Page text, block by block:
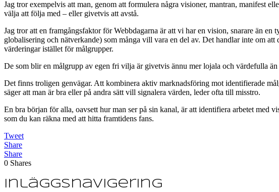
Jag tror exempelvis att man, genom att formulera några visioner, mantran, manifest
välja att följa med – eller givetvis att avstå.
Jag tror att en framgångsfaktor för Webbdagarna är att vi har en vision, snarare än
globalisering och nätverkande) som många vill vara en del av. Det handlar inte om
värderingar istället för målgrupper.
De som blir en målgrupp av egen fri vilja är givetvis ännu mer lojala och värdefulla
Det finns troligen genvägar. Att kombinera aktiv marknadsföring mot identifierade
säger att man är bra eller på andra sätt vill signalera värden, leder ofta till misstro.
En bra början för alla, oavsett hur man ser på sin kanal, är att identifiera arbetet
som du kan räkna med att hitta framtidens fans.
Tweet
Share
Share
0 Shares
Inläggsnavigering